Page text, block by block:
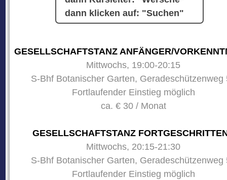
dann klicken auf: "Suchen"
GESELLSCHAFTSTANZ ANFÄNGER/
Mittwochs, 19:00-20:15
S-Bhf Botanischer Garten, Geradeschützenweg
Fortlaufender Einstieg möglich
ca. € 30 / Monat
GESELLSCHAFTSTANZ
Mittwochs, 20:15-21:30
S-Bhf Botanischer Garten, Geradeschützenweg
Fortlaufender Einstieg möglich